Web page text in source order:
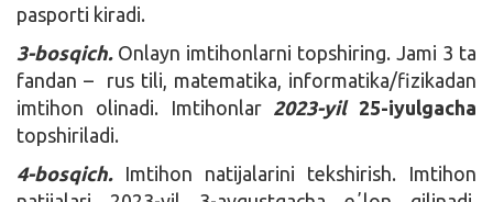
pasporti kiradi.
3-bosqich.Onlayn imtihonlarni topshiring. Jami 3 ta
fandan – rus tili, matematika, informatika/fizikadan
imtihon olinadi. Imtihonlar 2023-yil25-iyulgacha
topshiriladi.
4-bosqich.
Imtihon natijalarini tekshirish. Imtihon